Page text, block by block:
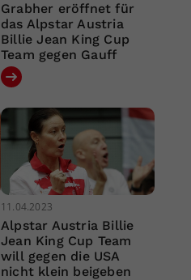
Grabher eröffnet für
das Alpstar Austria
Billie Jean King Cup
Team gegen Gauff
11.04.2023
Alpstar Austria Billie
Jean King Cup Team
will gegen die USA
nicht klein beigeben